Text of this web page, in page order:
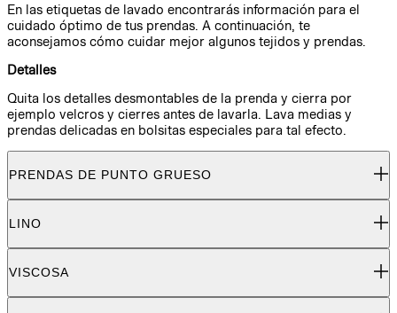
En las etiquetas de lavado encontrarás información para el
cuidado óptimo de tus prendas. A continuación, te
aconsejamos cómo cuidar mejor algunos tejidos y prendas.
Detalles
Quita los detalles desmontables de la prenda y cierra por
ejemplo velcros y cierres antes de lavarla. Lava medias y
prendas delicadas en bolsitas especiales para tal efecto.
PRENDAS DE PUNTO GRUESO
LINO
VISCOSA